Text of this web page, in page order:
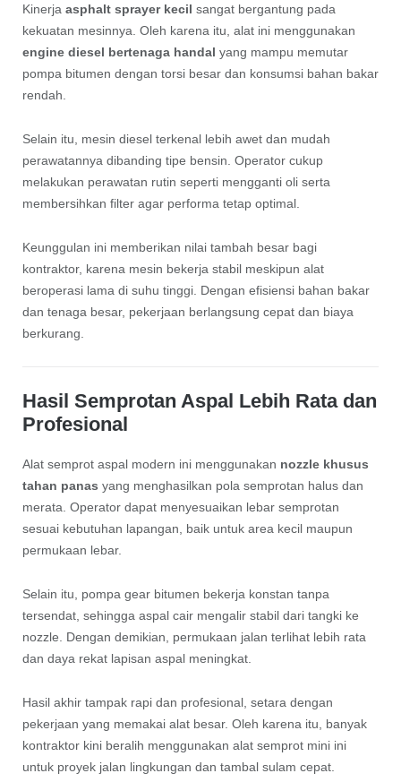
Kinerja asphalt sprayer kecil sangat bergantung pada
kekuatan mesinnya. Oleh karena itu, alat ini menggunakan
engine diesel bertenaga handal yang mampu memutar
pompa bitumen dengan torsi besar dan konsumsi bahan bakar
rendah.
Selain itu, mesin diesel terkenal lebih awet dan mudah
perawatannya dibanding tipe bensin. Operator cukup
melakukan perawatan rutin seperti mengganti oli serta
membersihkan filter agar performa tetap optimal.
Keunggulan ini memberikan nilai tambah besar bagi
kontraktor, karena mesin bekerja stabil meskipun alat
beroperasi lama di suhu tinggi. Dengan efisiensi bahan bakar
dan tenaga besar, pekerjaan berlangsung cepat dan biaya
berkurang.
Hasil Semprotan Aspal Lebih Rata dan
Profesional
Alat semprot aspal modern ini menggunakan nozzle khusus
tahan panas yang menghasilkan pola semprotan halus dan
merata. Operator dapat menyesuaikan lebar semprotan
sesuai kebutuhan lapangan, baik untuk area kecil maupun
permukaan lebar.
Selain itu, pompa gear bitumen bekerja konstan tanpa
tersendat, sehingga aspal cair mengalir stabil dari tangki ke
nozzle. Dengan demikian, permukaan jalan terlihat lebih rata
dan daya rekat lapisan aspal meningkat.
Hasil akhir tampak rapi dan profesional, setara dengan
pekerjaan yang memakai alat besar. Oleh karena itu, banyak
kontraktor kini beralih menggunakan alat semprot mini ini
untuk proyek jalan lingkungan dan tambal sulam cepat.